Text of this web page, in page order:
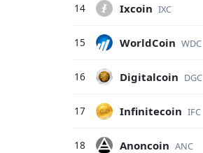
14 Ixcoin IXC
15 WorldCoin WDC
16 Digitalcoin DGC
17 Infinitecoin IFC
18 Anoncoin ANC